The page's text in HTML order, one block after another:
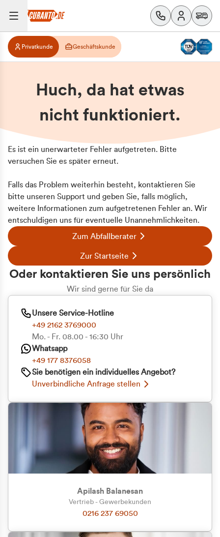
Zu welcher Kundengruppe
gehören Sie?
Privatkunde Geschäftskunde
Huch, da hat etwas
nicht funktioniert.
Es ist ein unerwarteter Fehler aufgetreten. Bitte
versuchen Sie es später erneut.
Falls das Problem weiterhin besteht, kontaktieren Sie
bitte unseren Support und geben Sie, falls möglich,
weitere Informationen zum aufgetretenen Fehler an. Wir
entschuldigen uns für eventuelle Unannehmlichkeiten.
Zum Abfallberater
Zur Startseite
Oder kontaktieren Sie uns persönlich
Wir sind gerne für Sie da
Unsere Service-Hotline
+49 2162 3769000
Mo. - Fr. 08.00 - 16:30 Uhr
Whatsapp
+49 177 8376058
Sie benötigen ein individuelles Angebot?
Unverbindliche Anfrage stellen
Apilash Balanesan
Vertrieb - Gewerbekunden
0216 237 69050